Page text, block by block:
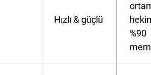
Hızlı & güçlü
%90